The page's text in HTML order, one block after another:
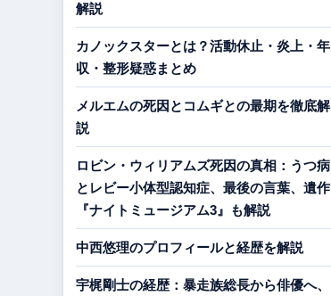
解説
カノックスターとは？活動休止・炎上・年
収・整形疑惑まとめ
メルエムの死因とコムギとの最期を徹底解
説
ロビン・ウィリアムズ死因の真相：うつ病
とレビー小体型認知症、最後の言葉、遺作
『ナイトミュージアム3』も解説
中西悠理のプロフィールと経歴を解説
宇梶剛士の経歴：暴走族総長から俳優へ、